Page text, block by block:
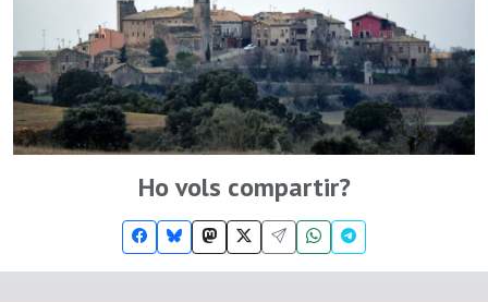
Ho vols compartir?